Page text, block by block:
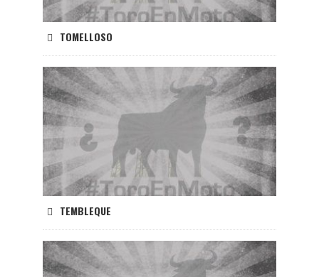
TOMELLOSO
TEMBLEQUE